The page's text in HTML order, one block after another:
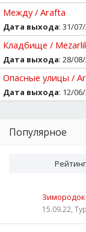
Между / Arafta
Дата выхода: 31/
Кладбище /
Дата выхода: 28/
Опасные улицы /
Дата выхода: 12/
Популярное
Рейтинг
Зимородок
15.09.22,